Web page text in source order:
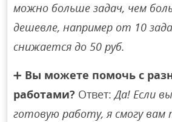
можно больше задач, чем
дешевле, например от 10
снижается до 50 руб.
➕ Вы можете помочь с
работами? Ответ:Да! Если
готовую работу, я смогу вам